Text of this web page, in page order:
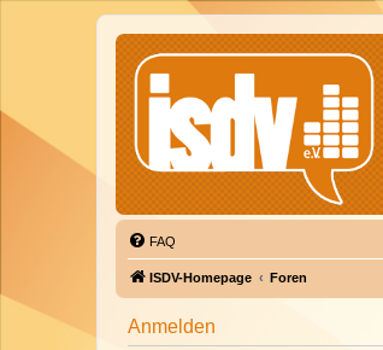
FAQ
ISDV-Homepage Foren
Anmelden